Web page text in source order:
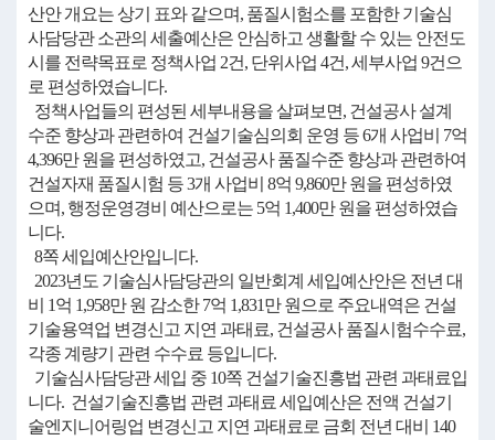
산안 개요는 상기 표와 같으며, 품질시험소를 포함한 기술심
사담당관 소관의 세출예산은 안심하고 생활할 수 있는 안전도
시를 전략목표로 정책사업 2건, 단위사업 4건, 세부사업 9건으
로 편성하였습니다.
정책사업들의 편성된 세부내용을 살펴보면, 건설공사 설계
수준 향상과 관련하여 건설기술심의회 운영 등 6개 사업비 7억
4,396만 원을 편성하였고, 건설공사 품질수준 향상과 관련하여
건설자재 품질시험 등 3개 사업비 8억 9,860만 원을 편성하였
으며, 행정운영경비 예산으로는 5억 1,400만 원을 편성하였습
니다.
8쪽 세입예산안입니다.
2023년도 기술심사담당관의 일반회계 세입예산안은 전년 대
비 1억 1,958만 원 감소한 7억 1,831만 원으로 주요내역은 건설
기술용역업 변경신고 지연 과태료, 건설공사 품질시험수수료,
각종 계량기 관련 수수료 등입니다.
기술심사담당관 세입 중 10쪽 건설기술진흥법 관련 과태료입
니다. 건설기술진흥법 관련 과태료 세입예산은 전액 건설기
술엔지니어링업 변경신고 지연 과태료로 금회 전년 대비 140